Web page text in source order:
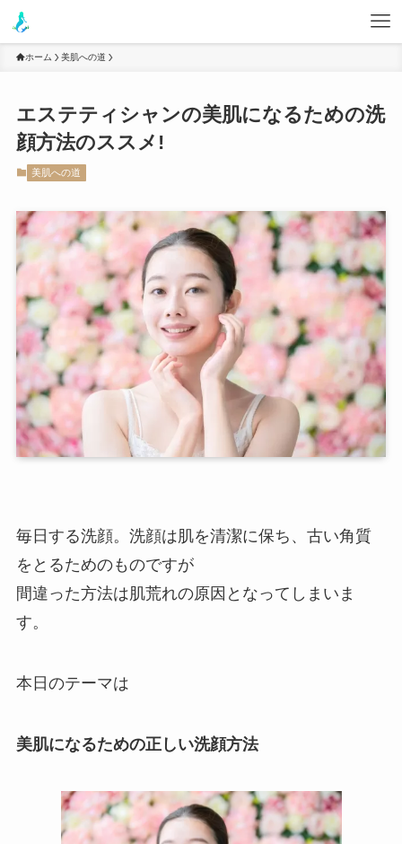
ホーム 美肌への道
エステティシャンの美肌になるための洗
顔方法のススメ!
美肌への道
毎日する洗顔。洗顔は肌を清潔に保ち、古い角質
をとるためのものですが
間違った方法は肌荒れの原因となってしまいま
す。
本日のテーマは
美肌になるための正しい洗顔方法